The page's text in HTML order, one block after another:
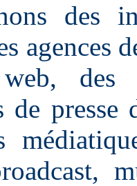
des
agences
des
de